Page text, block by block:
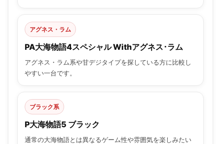
アグネス・ラム
PA大海物語4スペシャル Withアグネス･ラム
アグネス・ラム系や甘デジタイプを探している方に比較し
やすい一台です。
ブラック系
P大海物語5 ブラック
通常の大海物語とは異なるゲーム性や雰囲気を楽しみたい